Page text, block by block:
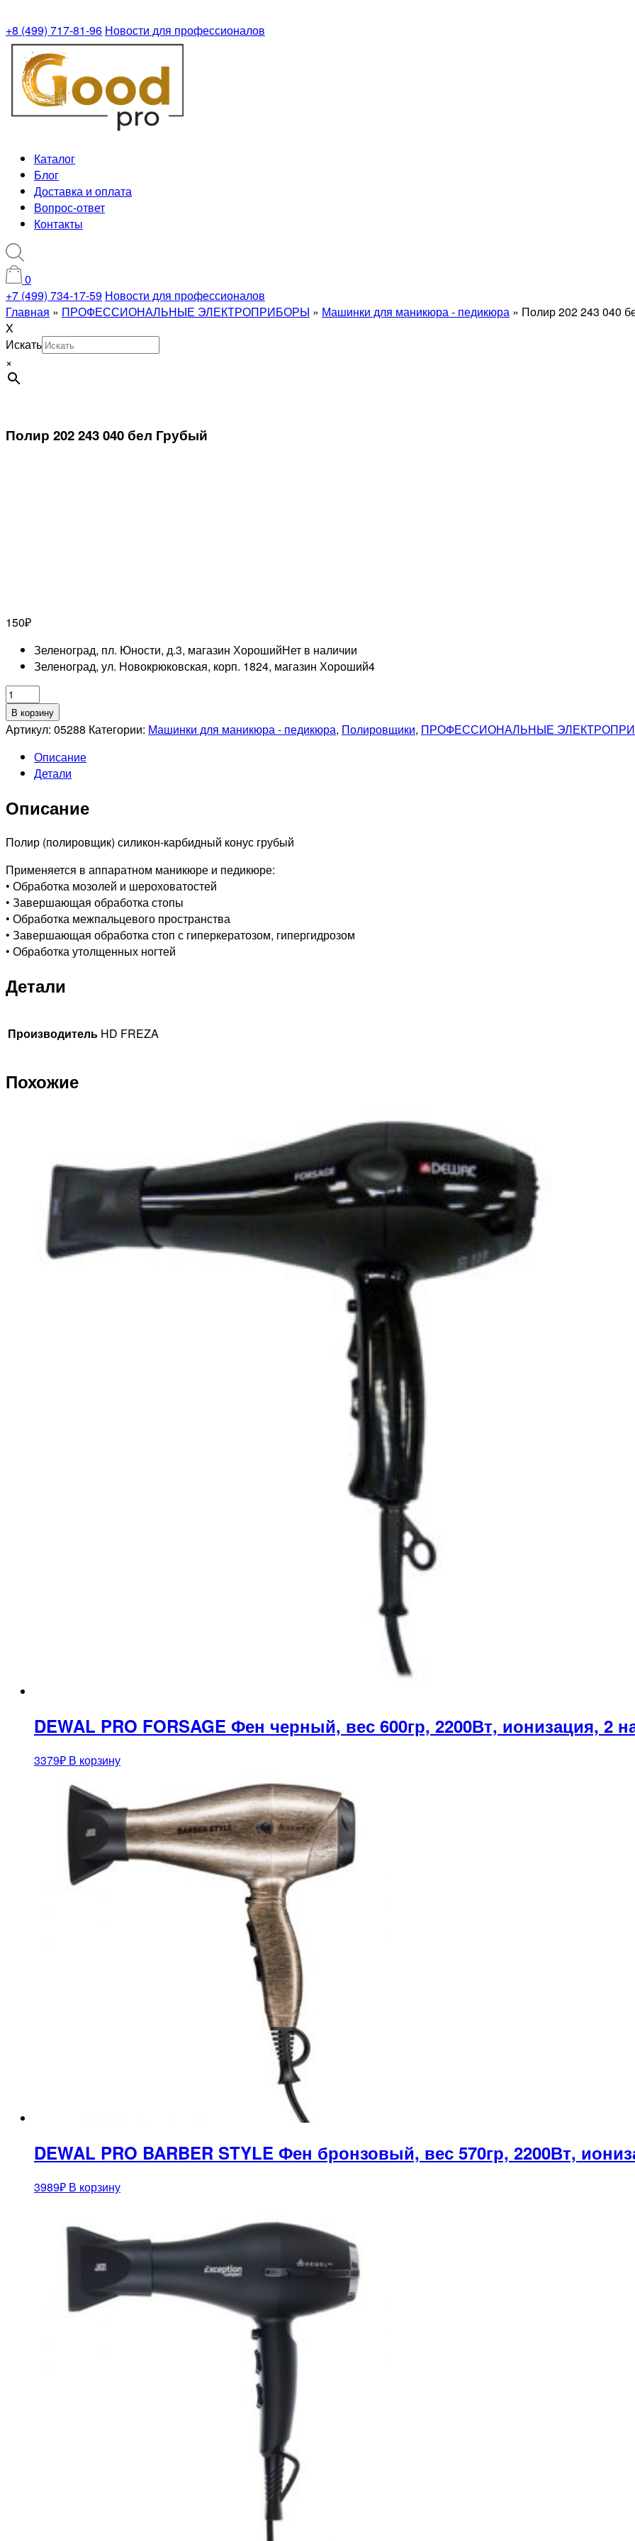
+8 (499) 717-81-96 Новости для профессионалов
Каталог
Блог
Доставка и оплата
Вопрос-ответ
Контакты
0
+7 (499) 734-17-59 Новости для профессионалов
Главная » ПРОФЕССИОНАЛЬНЫЕ ЭЛЕКТРОПРИБОРЫ » Машинки для маникюра - педикюра » Полир 202 243 040
X
Искать
×
Полир 202 243 040 бел Грубый
150₽
Зеленоград, пл. Юности, д.3, магазин ХорошийНет в наличии
Зеленоград, ул. Новокрюковская, корп. 1824, магазин Хороший4
Количество
товара
Полир
243
040
Грубый
В корзину
Артикул: 05288 Категории: Машинки для маникюра - педикюра, Полировщики, ПРОФЕССИОНАЛЬНЫЕ
Описание
Детали
Описание
Полир (полировщик) силикон-карбидный конус грубый
Применяется в аппаратном маникюре и педикюре:
• Обработка мозолей и шероховатостей
• Завершающая обработка стопы
• Обработка межпальцевого пространства
• Завершающая обработка стоп с гиперкератозом, гипергидрозом
• Обработка утолщенных ногтей
Детали
Производитель HD FREZA
Похожие
DEWAL PRO FORSAGE Фен черный, вес 600гр, 2200Вт, ионизация, 2
3379₽ В корзину
DEWAL PRO BARBER STYLE Фен бронзовый, вес 570гр, 2200Вт,
3989₽ В корзину